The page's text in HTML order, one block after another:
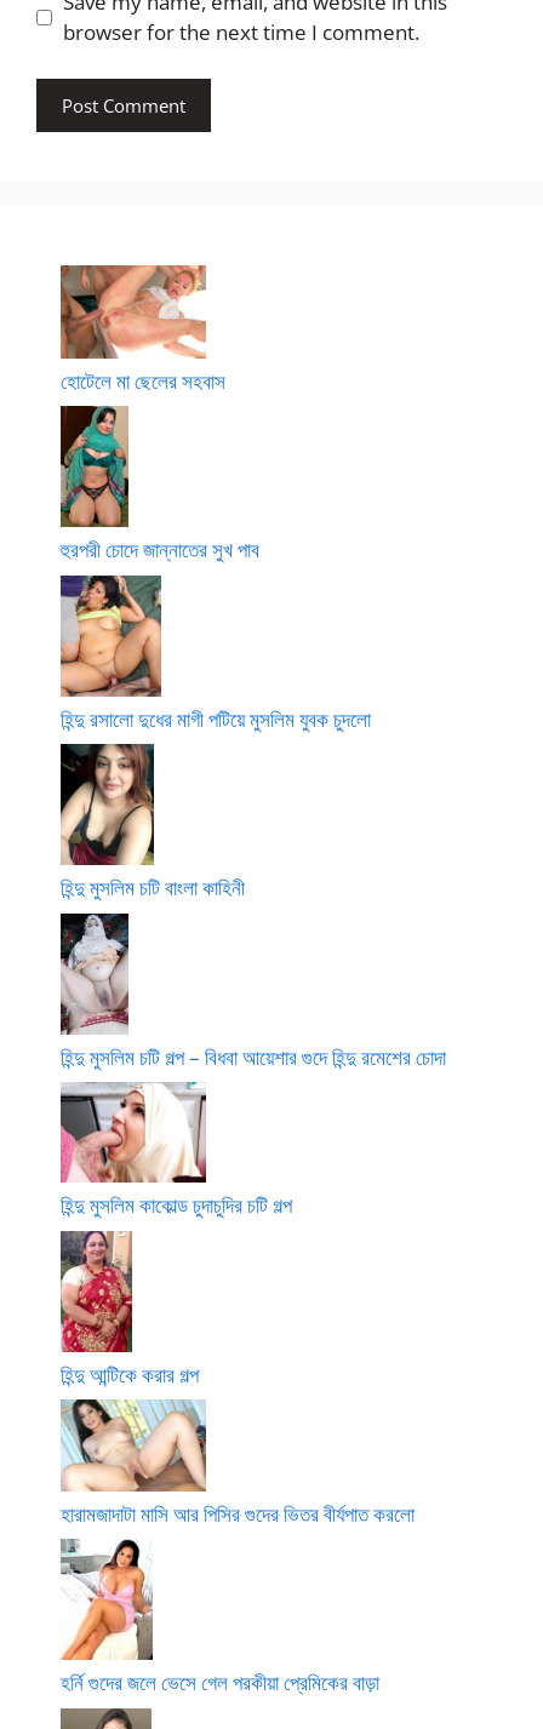
browser for the next time I comment.
হোটেলে মা ছেলের সহবাস
হুরপরী চোদে জান্নাতের সুখ পাব
হিন্দু রসালো দুধের মাগী পটিয়ে মুসলিম যুবক চুদলো
হিন্দু মুসলিম চটি বাংলা কাহিনী
হিন্দু মুসলিম চটি গল্প – বিধবা আয়েশার গুদে হিন্দু রমেশের চোদা
হিন্দু মুসলিম কাকোল্ড চুদাচুদির চটি গল্প
হিন্দু আন্টিকে করার গল্প
হারামজাদাটা মাসি আর পিসির গুদের ভিতর বীর্যপাত করলো
হর্নি গুদের জলে ভেসে গেল পরকীয়া প্রেমিকের বাড়া